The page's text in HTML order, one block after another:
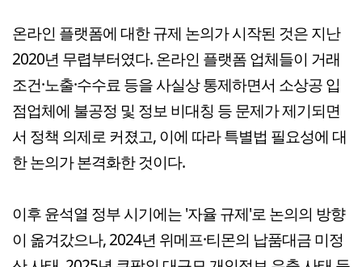
온라인 플랫폼에 대한 규제 논의가 시작된 것은 지난
2020년 무렵부터였다. 온라인 플랫폼 업체들이 거래
조건·노출·수수료 등을 사실상 통제하면서 소상공 입
점업체에 불공정 및 정보 비대칭 등 문제가 제기되면
서 정책 의제로 커졌고, 이에 따라 특별법 필요성에 대
한 논의가 본격화한 것이다.
이후 윤석열 정부 시기에는 '자율 규제'로 논의의 방향
이 옮겨갔으나, 2024년 위메프·티몬의 납품대금 미정